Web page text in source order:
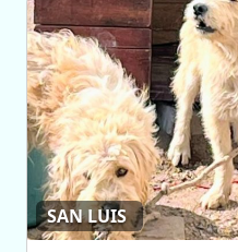
SAN LUIS